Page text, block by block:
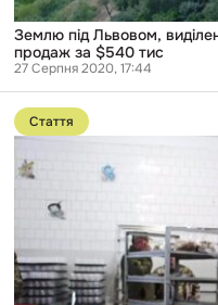
Землю під Львовом,
продаж за $540 тис
27 Серпня 2020, 17:44
Перейти
до
публікації
харчування
для
Стаття